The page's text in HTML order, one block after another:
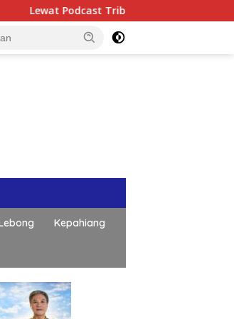
Tribun Bengkulu, Kapolda Bengkulu
Kepahiang